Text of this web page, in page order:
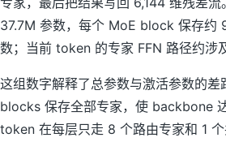
37.7M 参数，每个 MoE block 保存约
数；当前 token 的专家 FFN 路径约涉
这组数字解释了总参数与激活参数的
blocks 保存全部专家，使 backbone
token 在每层只走 8 个路由专家和 1